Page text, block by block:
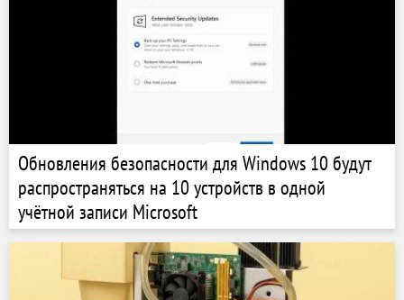
Обновления безопасности для Windows 10 будут
распространяться на 10 устройств в одной
учётной записи Microsoft